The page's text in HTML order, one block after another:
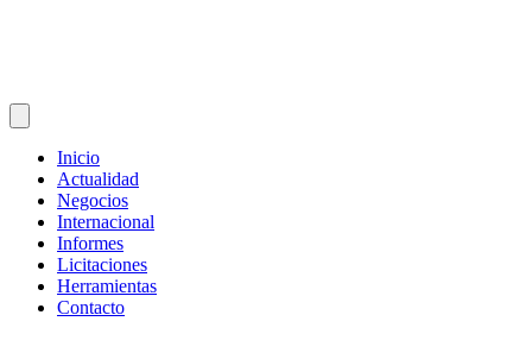
Inicio
Actualidad
Negocios
Internacional
Informes
Licitaciones
Herramientas
Contacto